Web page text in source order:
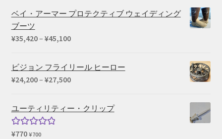
ベイ・アーマー プロテクティブ ウェイディング
ブーツ
¥35,420– ¥45,100価
帯:
ビジョン フライリール ヒーロー
¥24,200– ¥27,500価
ユーティリティー・クリップ
5段階中
¥770 ¥700